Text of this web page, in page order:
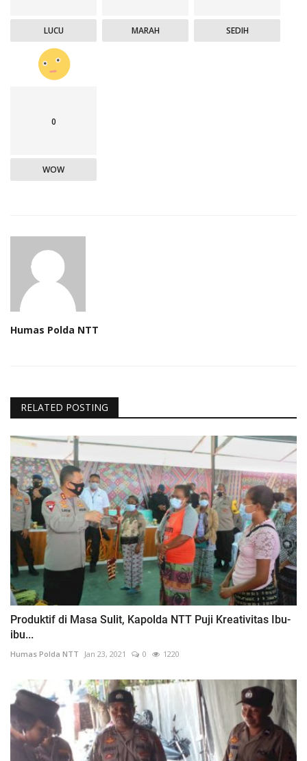
LUCU MARAH SEDIH
0
WOW
Humas Polda NTT
RELATED POSTING
Produktif di Masa Sulit, Kapolda NTT Puji Kreativitas Ibu-
ibu...
Humas Polda NTT Jan 23, 2021 0 1220